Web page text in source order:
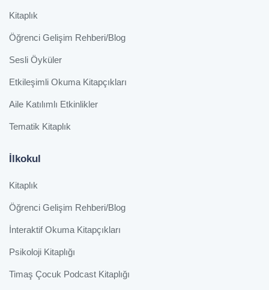
Kitaplık
Öğrenci Gelişim Rehberi/Blog
Sesli Öyküler
Etkileşimli Okuma Kitapçıkları
Aile Katılımlı Etkinlikler
Tematik Kitaplık
İlkokul
Kitaplık
Öğrenci Gelişim Rehberi/Blog
İnteraktif Okuma Kitapçıkları
Psikoloji Kitaplığı
Timaş Çocuk Podcast Kitaplığı